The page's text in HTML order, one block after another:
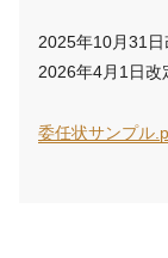
2025年10月31日
2026年4月1日改
委任状サンプル